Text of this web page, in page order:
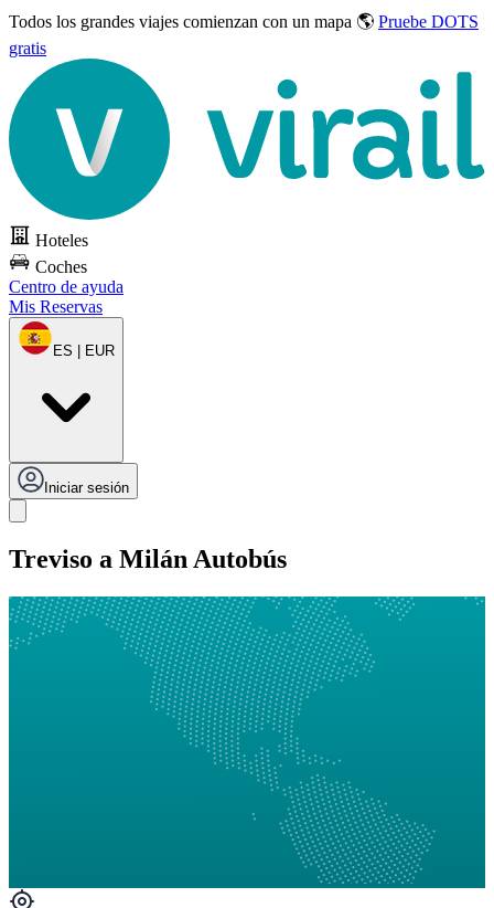
Todos los grandes viajes comienzan con un mapa 🌎 Pruebe DOTS
gratis
Hoteles
Coches
Centro de ayuda
Mis Reservas
ES | EUR
Iniciar sesión
Treviso a Milán Autobús